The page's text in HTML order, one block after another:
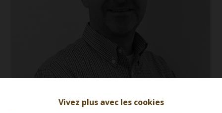
Vivez plus avec les cookies
Marc Saussez